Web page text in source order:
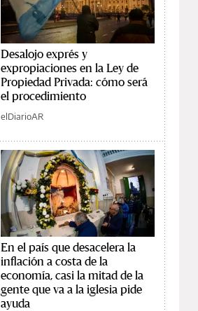
Desalojo exprés y
expropiaciones en la Ley de
Propiedad Privada: cómo será
el procedimiento
elDiarioAR
En el país que desacelera la
inflación a costa de la
economía, casi la mitad de la
gente que va a la iglesia pide
ayuda